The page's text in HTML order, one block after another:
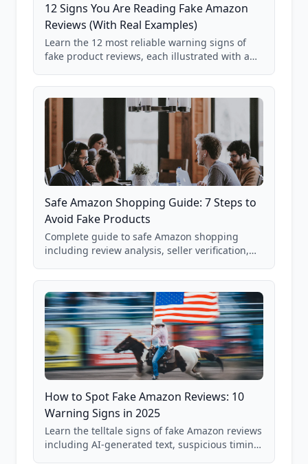
12 Signs You Are Reading Fake Amazon
Reviews (With Real Examples)
Learn the 12 most reliable warning signs of
fake product reviews, each illustrated with a
85,000+ analyzed Amazon listings.
Safe Amazon Shopping Guide: 7 Steps to
Avoid Fake Products
Complete guide to safe Amazon shopping
including review analysis, seller verification,
and scam avoidance techniques.
How to Spot Fake Amazon Reviews: 10
Warning Signs in 2025
Learn the telltale signs of fake Amazon reviews
including AI-generated text, suspicious timing